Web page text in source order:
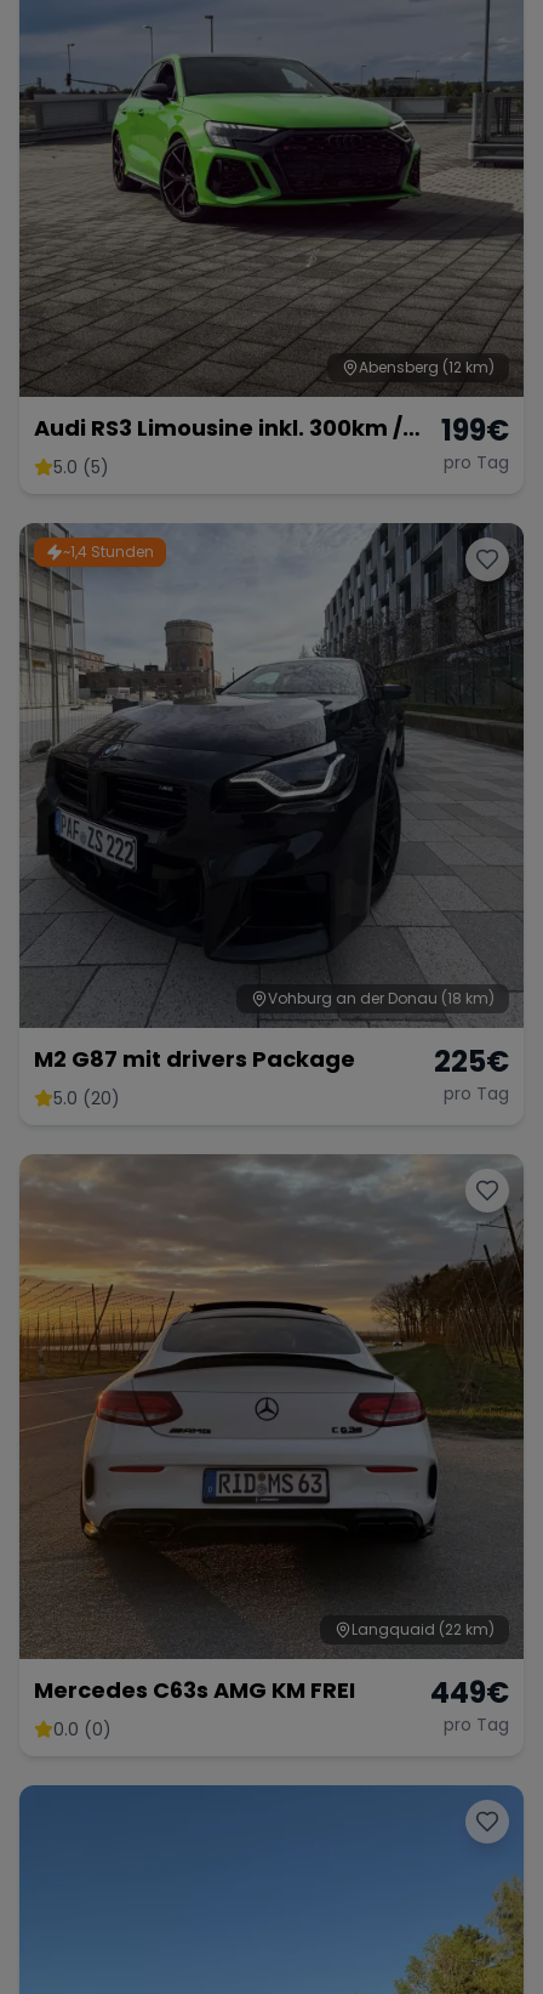
Range Rover Corvette
Abensberg (12 km)
Audi RS3 Limousine inkl. 300km /
km frei möglich
5.0 (5)
199€
pro Tag
~1,4 Stunden
Vohburg an der Donau (18 km)
M2 G87 mit drivers Package
5.0 (20)
225€
pro Tag
Langquaid (22 km)
Mercedes C63s AMG KM FREI
0.0 (0)
449€
pro Tag